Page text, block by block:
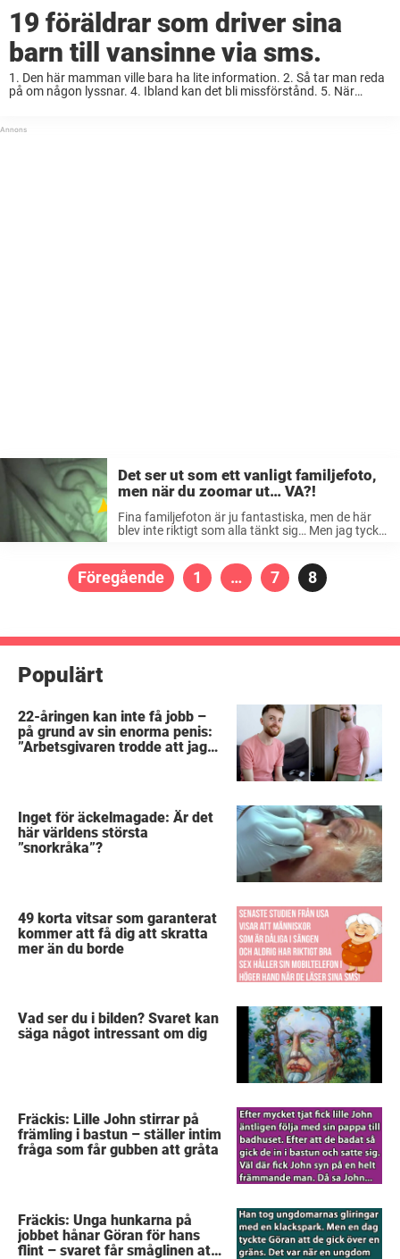
19 föräldrar som driver sina
barn till vansinne via sms.
1. Den här mamman ville bara ha lite information. 2. Så tar man reda
på om någon lyssnar. 4. Ibland kan det bli missförstånd. 5. När
Det ser ut som ett vanligt familjefoto,
men när du zoomar ut… VA?!
Fina familjefoton är ju fantastiska, men de här
blev inte riktigt som alla tänkt sig… Men jag tycker
Sidnumrering
Föregående Sida
1 … Sida
7 Sida
8
Populärt
22-åringen kan inte få jobb –
på grund av sin enorma penis:
”Arbetsgivaren trodde att jag
Inget för äckelmagade: Är det
här världens största
”snorkråka”?
49 korta vitsar som garanterat
kommer att få dig att skratta
mer än du borde
Vad ser du i bilden? Svaret kan
säga något intressant om dig
Fräckis: Lille John stirrar på
främling i bastun – ställer intim
fråga som får gubben att gråta
Fräckis: Unga hunkarna på
jobbet hånar Göran för hans
flint – svaret får småglinen att